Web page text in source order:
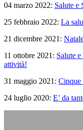
04 marzo 2022: Salute e
25 febbraio 2022: La
21 dicembre 2021:
11 ottobre 2021: Salute
attività!
31 maggio 2021:
24 luglio 2020: E’ da